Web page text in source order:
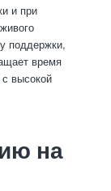
и при
поддержки,
время
высокой
на